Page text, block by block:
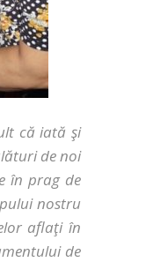
că iată şi
de noi
în prag de
nostru
aflaţi în
de